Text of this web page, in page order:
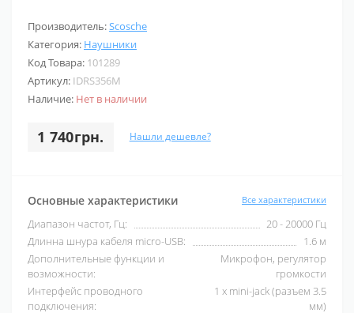
Производитель:Scosche
Категория: Наушники
Код Товара: 101289
Артикул: IDRS356M
Наличие: Нет в наличии
1 740грн. Нашли дешевле?
Основные характеристики Все характеристики
Диапазон частот, Гц:
20 - 20000 Гц
Длинна шнура кабеля micro-USB:
1.6 м
Дополнительные функции и
возможности:
Микрофон, регулятор
громкости
Интерфейс проводного
подключения:
1 x mini-jack (разъем 3.5
мм)